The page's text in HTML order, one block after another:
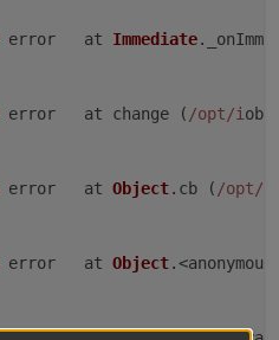
	error	at
Immediate.
	error	at change (
/opt/i
	error	at
Object. cb ( /opt/i
	error	at
Object